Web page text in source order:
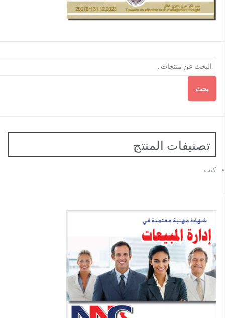
بحث
تصنيفات المنتج
كتب